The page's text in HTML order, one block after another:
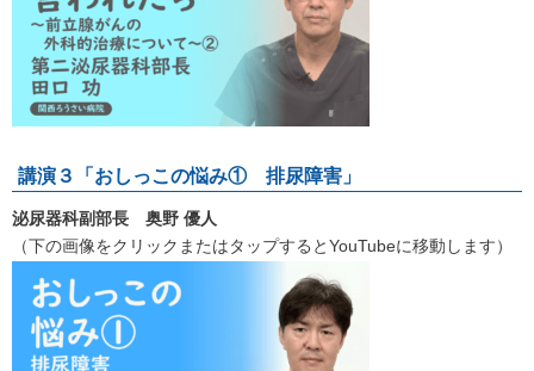
講演３「おしっこの悩み① 排尿障害」
泌尿器科副部長 奥野 優人
（下の画像をクリックまたはタップするとYouTubeに移動します）